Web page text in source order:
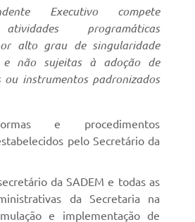
Executivo compete
programáticas
alto grau de singularidade
e não sujeitas à adoção de
ou instrumentos padronizados
e procedimentos
pelo Secretário da
da SADEM e todas as
da Secretaria na
e implementação de